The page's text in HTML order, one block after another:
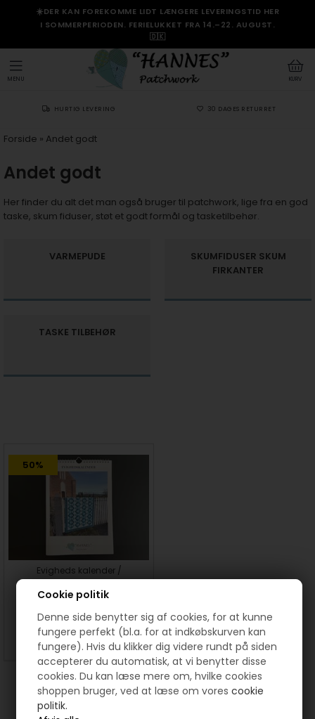
Cookie politik
Denne side benytter sig af cookies, for at kunne
fungere perfekt (bl.a. for at indkøbskurven kan
fungere). Hvis du klikker dig videre rundt på siden
accepterer du automatisk, at vi benytter disse
cookies. Du kan læse mere om, hvilke cookies
shoppen bruger, ved at læse om vores cookie
politik.
☀️DER KAN FOREKOMME LIDT LÆNGERE LEVERINGSTID HER
I SOMMERPERIODEN. FERIELUKKET FRA 14.–22. AUGUST.
🇩🇰
KURV
MENU
HURTIG LEVERING 30 DAGES RETURRET
Forside » Andet godt
Andet godt
Her finder du alt det man også bruger til patchwork, lige fra en god
taske, skum fiduser, støt et godt formål og tasketilbehør.
VARMEPUDE
SKUMFIDUSER SKUM
FIRKANTER
TASKE TILBEHØR
50%
Evigheds kalender /
150,00 75,00DKK
SE MERE KØB